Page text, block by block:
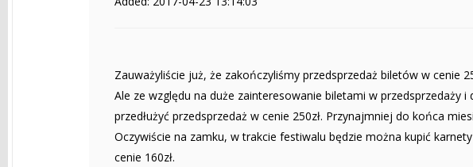
Zauważyliście już, że zakończyliśmy przedsprzedaż biletów w cenie
Ale ze względu na duże zainteresowanie biletami w przedsprzedaży
przedłużyć przedsprzedaż w cenie 250zł. Przynajmniej do końca
Oczywiście na zamku, w trakcie festiwalu będzie można kupić
cenie 160zł.